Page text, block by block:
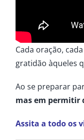
Cada oração,
gratidão àqueles
Ao se preparar
mas em permitir
Assita a todo os